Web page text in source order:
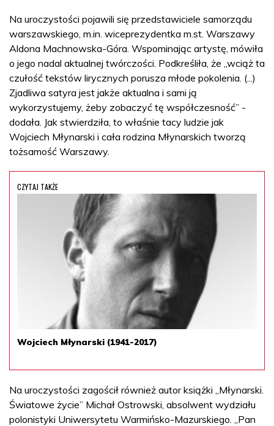
Na uroczystości pojawili się przedstawiciele samorządu
warszawskiego, m.in. wiceprezydentka m.st. Warszawy
Aldona Machnowska-Góra. Wspominając artystę, mówiła
o jego nadal aktualnej twórczości. Podkreśliła, że „wciąż ta
czułość tekstów lirycznych porusza młode pokolenia. (...)
Zjadliwa satyra jest jakże aktualna i sami ją
wykorzystujemy, żeby zobaczyć tę współczesność” -
dodała. Jak stwierdziła, to właśnie tacy ludzie jak
Wojciech Młynarski i cała rodzina Młynarskich tworzą
tożsamość Warszawy.
CZYTAJ TAKŻE
Wojciech Młynarski (1941-2017)
Na uroczystości zagościł również autor książki „Młynarski.
Światowe życie” Michał Ostrowski, absolwent wydziału
polonistyki Uniwersytetu Warmińsko-Mazurskiego. „Pan